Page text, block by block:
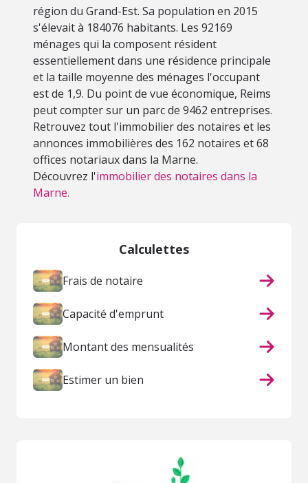
région du Grand-Est. Sa population en 2015
s'élevait à 184076 habitants. Les 92169
ménages qui la composent résident
essentiellement dans une résidence principale
et la taille moyenne des ménages l'occupant
est de 1,9. Du point de vue économique, Reims
peut compter sur un parc de 9462 entreprises.
Retrouvez tout l'immobilier des notaires et les
annonces immobilières des 162 notaires et 68
offices notariaux dans la Marne.
Découvrez l'immobilier des notaires dans la
Marne.
Calculettes
Frais de notaire
Capacité d'emprunt
Montant des mensualités
Estimer un bien